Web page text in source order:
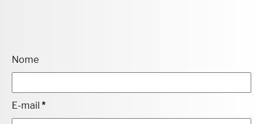
Nome
E-mail *